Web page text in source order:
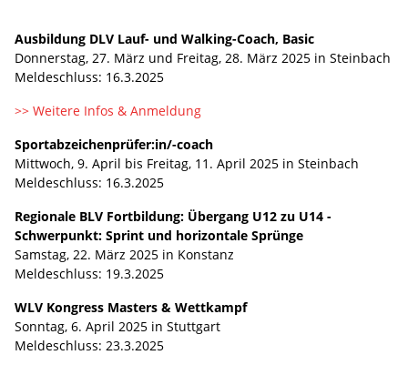
Ausbildung DLV Lauf- und Walking-Coach, Basic
Donnerstag, 27. März und Freitag, 28. März 2025 in Steinbach
Meldeschluss: 16.3.2025
>> Weitere Infos & Anmeldung
Sportabzeichenprüfer:in/-coach
Mittwoch, 9. April bis Freitag, 11. April 2025 in Steinbach
Meldeschluss: 16.3.2025
Regionale BLV Fortbildung: Übergang U12 zu U14 -
Schwerpunkt: Sprint und horizontale Sprünge
Samstag, 22. März 2025 in Konstanz
Meldeschluss: 19.3.2025
WLV Kongress Masters & Wettkampf
Sonntag, 6. April 2025 in Stuttgart
Meldeschluss: 23.3.2025